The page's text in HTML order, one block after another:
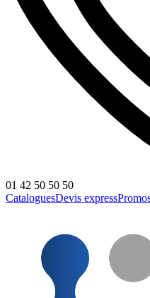
01 42 50 50 50
CataloguesDevis express